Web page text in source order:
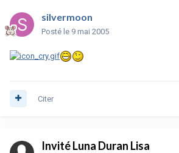
silvermoon
Posté le 9 mai 2005
Citer
Invité Luna Duran Lisa